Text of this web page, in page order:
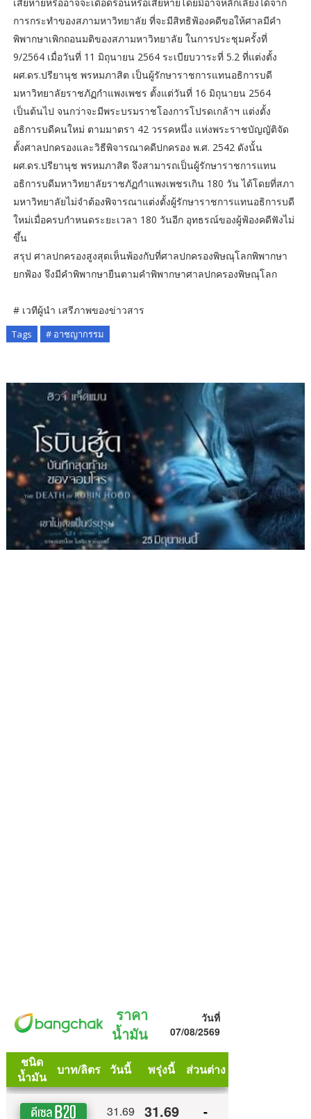
เสียหายหรืออาจจะเดือดร้อนหรือเสียหายโดยมิอาจหลีกเลี่ยงได้จาก
การกระทำของสภามหาวิทยาลัย ที่จะมีสิทธิฟ้องคดีขอให้ศาลมีคำ
พิพากษาเพิกถอนมติของสภามหาวิทยาลัย ในการประชุมครั้งที่
9/2564 เมื่อวันที่ 11 มิถุนายน 2564 ระเบียบวาระที่ 5.2 ที่แต่งตั้ง
ผศ.ดร.ปรียานุช พรหมภาสิต เป็นผู้รักษาราชการแทนอธิการบดี
มหาวิทยาลัยราชภัฏกำแพงเพชร ตั้งแต่วันที่ 16 มิถุนายน 2564
เป็นต้นไป จนกว่าจะมีพระบรมราชโองการโปรดเกล้าฯ แต่งตั้ง
อธิการบดีคนใหม่ ตามมาตรา 42 วรรคหนึ่ง แห่งพระราชบัญญัติจัด
ตั้งศาลปกครองและวิธีพิจารณาคดีปกครอง พ.ศ. 2542 ดังนั้น
ผศ.ดร.ปรียานุช พรหมภาสิต จึงสามารถเป็นผู้รักษาราชการแทน
อธิการบดีมหาวิทยาลัยราชภัฏกำแพงเพชรเกิน 180 วัน ได้โดยที่สภา
มหาวิทยาลัยไม่จำต้องพิจารณาแต่งตั้งผู้รักษาราชการแทนอธิการบดี
ใหม่เมื่อครบกำหนดระยะเวลา 180 วันอีก อุทธรณ์ของผู้ฟ้องคดีฟังไม่
ขึ้น
สรุป ศาลปกครองสูงสุดเห็นพ้องกับที่ศาลปกครองพิษณุโลกพิพากษา
ยกฟ้อง จึงมีคำพิพากษายืนตามคำพิพากษาศาลปกครองพิษณุโลก
# เวทีผู้นำ เสรีภาพของข่าวสาร
Tags # อาชญากรรม